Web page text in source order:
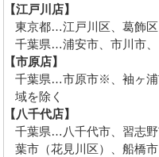
【江戸川店】
東京都…江戸川区、葛飾
千葉県…浦安市、市川市、
【市原店】
千葉県…市原市※、袖ヶ
域を除く
【八千代店】
千葉県…八千代市、習志
葉市（花見川区）、船橋